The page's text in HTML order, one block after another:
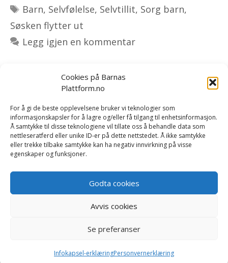
Cookies på Barnas
Plattform.no
For å gi de beste opplevelsene bruker vi teknologier som
informasjonskapsler for å lagre og/eller få tilgang til enhetsinformasjon.
Å samtykke til disse teknologiene vil tillate oss å behandle data som
nettleseratferd eller unike ID-er på dette nettstedet. Å ikke samtykke
eller trekke tilbake samtykke kan ha negativ innvirkning på visse
egenskaper og funksjoner.
Godta cookies
Avvis cookies
Se preferanser
Infokapsel-erklæringPersonvernerklæring
Stikkord
Barn, Selvfølelse, Selvtillit, Sorg barn,
Søsken flytter ut
Legg igjen en kommentar
Tilbakemeldinger| Rapport/forskning|Kontakt oss
Vi er opptatt av å håndtere dine personopplysninger på
vårpersonvernerklæring.
Du kan lesevåre salgsvilkår her.
© 2026 Barnas Plattform• Bygget medGeneratePress